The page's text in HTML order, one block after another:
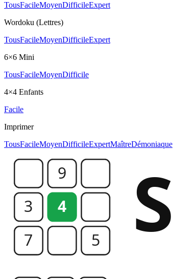
TousFacileMoyenDifficileExpert
Wordoku (Lettres)
TousFacileMoyenDifficileExpert
6×6 Mini
TousFacileMoyenDifficile
4×4 Enfants
Facile
Imprimer
TousFacileMoyenDifficileExpertMaîtreDémoniaque